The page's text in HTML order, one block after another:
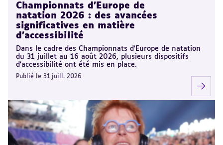
Championnats d'Europe de
natation 2026 : des avancées
significatives en matière
d'accessibilité
Dans le cadre des Championnats d'Europe de natation
du 31 juillet au 16 août 2026, plusieurs dispositifs
d'accessibilité ont été mis en place.
Publié le 31 juill. 2026